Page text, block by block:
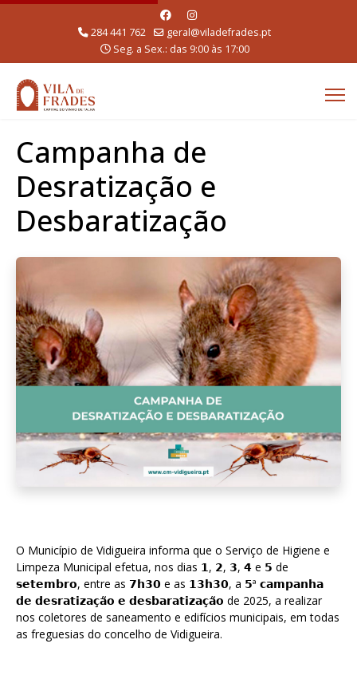
284 441 762
geral@viladefrades.pt
Seg. a Sex.: das 9:00 às 17:00
Campanha de
Desratização e
Desbaratização
O Município de Vidigueira informa que o Serviço de Higiene e
Limpeza Municipal efetua, nos dias 𝟭, 𝟮, 𝟯, 𝟰 e 𝟱 de
𝘀𝗲𝘁𝗲𝗺𝗯𝗿𝗼, entre as 𝟳𝗵𝟯𝟬 e as 𝟭𝟯𝗵𝟯𝟬, a 𝟱ª 𝗰𝗮𝗺𝗽𝗮𝗻𝗵𝗮
𝗱𝗲 𝗱𝗲𝘀𝗿𝗮𝘁𝗶𝘇𝗮𝗰̧𝗮̃𝗼 𝗲 𝗱𝗲𝘀𝗯𝗮𝗿𝗮𝘁𝗶𝘇𝗮𝗰̧𝗮̃𝗼 de 2025, a realizar
nos coletores de saneamento e edifícios municipais, em todas
as freguesias do concelho de Vidigueira.